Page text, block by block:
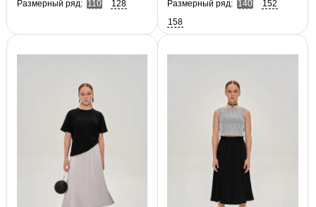
Размерный ряд: 110 128 Размерный ряд: 140
152
158